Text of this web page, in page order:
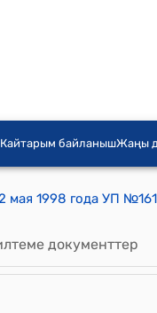
Кайтарым байланышЖаңы
документтер